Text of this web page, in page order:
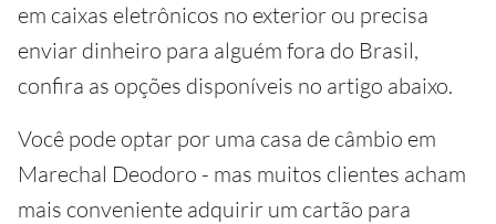
em caixas eletrônicos no exterior ou precisa
enviar dinheiro para alguém fora do Brasil,
confira as opções disponíveis no artigo abaixo.
Você pode optar por uma casa de câmbio em
Marechal Deodoro - mas muitos clientes acham
mais conveniente adquirir um cartão para